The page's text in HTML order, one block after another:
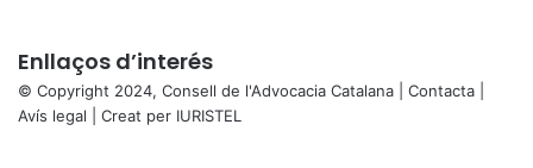
Enllaços d’interés
© Copyright 2024, Consell de l'Advocacia Catalana | Contacta
Avís legal | Creat per IURISTEL